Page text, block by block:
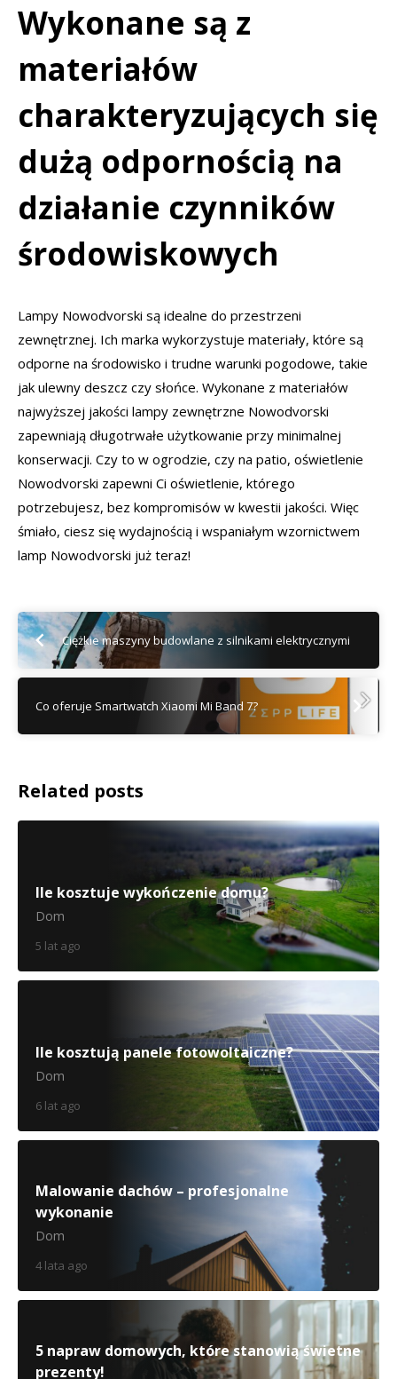
Wykonane są z
materiałów
charakteryzujących się
dużą odpornością na
działanie czynników
środowiskowych
Lampy Nowodvorski są idealne do przestrzeni
zewnętrznej. Ich marka wykorzystuje materiały, które są
odporne na środowisko i trudne warunki pogodowe, takie
jak ulewny deszcz czy słońce. Wykonane z materiałów
najwyższej jakości lampy zewnętrzne Nowodvorski
zapewniają długotrwałe użytkowanie przy minimalnej
konserwacji. Czy to w ogrodzie, czy na patio, oświetlenie
Nowodvorski zapewni Ci oświetlenie, którego
potrzebujesz, bez kompromisów w kwestii jakości. Więc
śmiało, ciesz się wydajnością i wspaniałym wzornictwem
lamp Nowodvorski już teraz!
Ciężkie maszyny budowlane z silnikami elektrycznymi
Co oferuje Smartwatch Xiaomi Mi Band 7?
Related posts
Ile kosztuje wykończenie domu?
Dom
5 lat ago
Ile kosztują panele fotowoltaiczne?
Dom
6 lat ago
Malowanie dachów – profesjonalne
wykonanie
Dom
4 lata ago
5 napraw domowych, które stanowią świetne
prezenty!